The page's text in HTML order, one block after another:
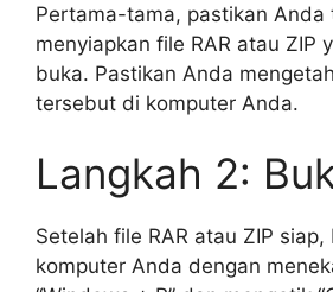
Pertama-tama, pastikan Anda
menyiapkan file RAR atau ZIP
buka. Pastikan Anda
tersebut di komputer Anda.
Langkah 2:
Setelah file RAR atau ZIP siap,
komputer Anda dengan